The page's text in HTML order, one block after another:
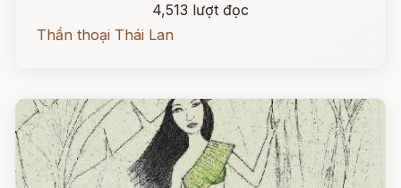
4,513 lượt đọc
Thần thoại Thái Lan